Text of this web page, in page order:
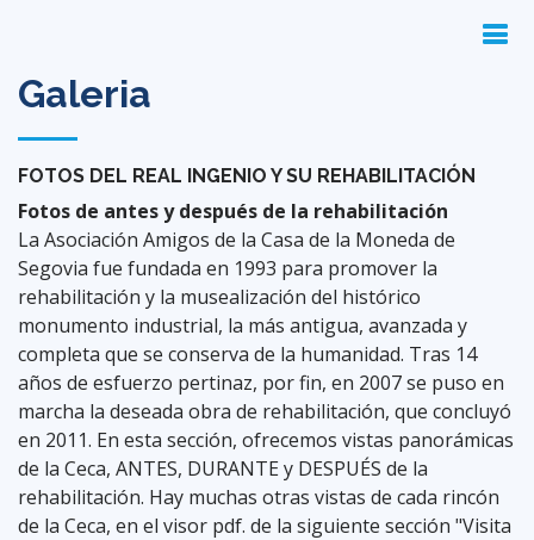
Galeria
FOTOS DEL REAL INGENIO Y SU REHABILITACIÓN
Fotos de antes y después de la rehabilitación
La Asociación Amigos de la Casa de la Moneda de
Segovia fue fundada en 1993 para promover la
rehabilitación y la musealización del histórico
monumento industrial, la más antigua, avanzada y
completa que se conserva de la humanidad. Tras 14
años de esfuerzo pertinaz, por fin, en 2007 se puso en
marcha la deseada obra de rehabilitación, que concluyó
en 2011. En esta sección, ofrecemos vistas panorámicas
de la Ceca, ANTES, DURANTE y DESPUÉS de la
rehabilitación. Hay muchas otras vistas de cada rincón
de la Ceca, en el visor pdf. de la siguiente sección "Visita